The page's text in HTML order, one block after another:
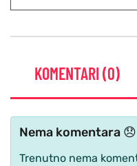
KOMENTARI (0)
Nema komentara 😞
Trenutno nema